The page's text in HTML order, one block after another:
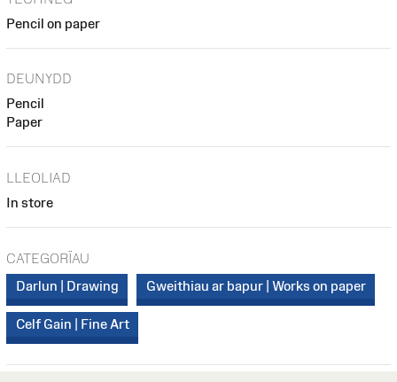
Pencil on paper
DEUNYDD
Pencil
Paper
LLEOLIAD
In store
CATEGORÏAU
Darlun | Drawing
Gweithiau ar bapur | Works on paper
Celf Gain | Fine Art